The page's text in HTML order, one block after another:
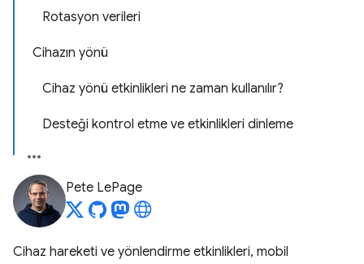
Rotasyon verileri
Cihazın yönü
Cihaz yönü etkinlikleri ne zaman kullanılır?
Desteği kontrol etme ve etkinlikleri dinleme
Pete LePage
Cihaz hareketi ve yönlendirme etkinlikleri, mobil